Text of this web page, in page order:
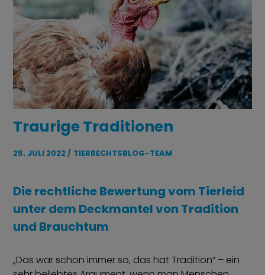
Traurige Traditionen
25. JULI 2022 TIERRECHTSBLOG-TEAM
Die rechtliche Bewertung vom Tierleid
unter dem Deckmantel von Tradition
und Brauchtum
„Das war schon immer so, das hat Tradition“ – ein